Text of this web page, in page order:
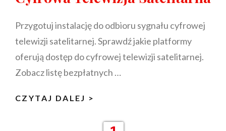
Przygotuj instalację do odbioru sygnału cyfrowej
telewizji satelitarnej. Sprawdź jakie platformy
oferują dostęp do cyfrowej telewizji satelitarnej.
Zobacz listę bezpłatnych …
CZYTAJ DALEJ >
SATELITARNA